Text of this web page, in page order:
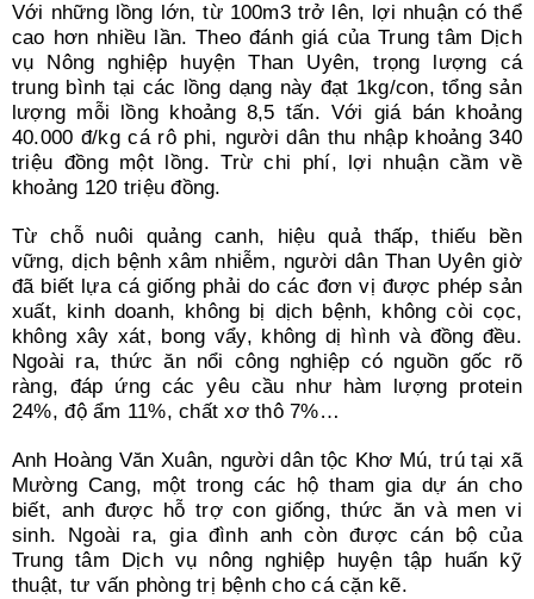
Với những lồng lớn, từ 100m3 trở lên, lợi nhuận có thể
cao hơn nhiều lần. Theo đánh giá của Trung tâm Dịch
vụ Nông nghiệp huyện Than Uyên, trọng lượng cá
trung bình tại các lồng dạng này đạt 1kg/con, tổng sản
lượng mỗi lồng khoảng 8,5 tấn. Với giá bán khoảng
40.000 đ/kg cá rô phi, người dân thu nhập khoảng 340
triệu đồng một lồng. Trừ chi phí, lợi nhuận cầm về
khoảng 120 triệu đồng.
Từ chỗ nuôi quảng canh, hiệu quả thấp, thiếu bền
vững, dịch bệnh xâm nhiễm, người dân Than Uyên giờ
đã biết lựa cá giống phải do các đơn vị được phép sản
xuất, kinh doanh, không bị dịch bệnh, không còi cọc,
không xây xát, bong vẩy, không dị hình và đồng đều.
Ngoài ra, thức ăn nổi công nghiệp có nguồn gốc rõ
ràng, đáp ứng các yêu cầu như hàm lượng protein
24%, độ ẩm 11%, chất xơ thô 7%…
Anh Hoàng Văn Xuân, người dân tộc Khơ Mú, trú tại xã
Mường Cang, một trong các hộ tham gia dự án cho
biết, anh được hỗ trợ con giống, thức ăn và men vi
sinh. Ngoài ra, gia đình anh còn được cán bộ của
Trung tâm Dịch vụ nông nghiệp huyện tập huấn kỹ
thuật, tư vấn phòng trị bệnh cho cá cặn kẽ.